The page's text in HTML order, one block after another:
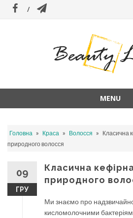
MENU
content
Головна » Краса » Волосся » Класична
природного волосся
09
ГРУ
Класична
природного
Ми знаємо про
кисломолочними